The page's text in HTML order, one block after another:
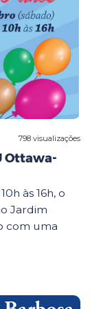
798 visualizações
Ottawa-
às 16h, o
Jardim
com uma